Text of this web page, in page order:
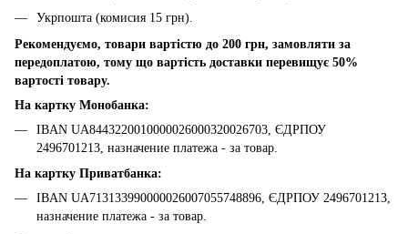
Укрпошта (комисия 15 грн).
Рекомендуємо, товари вартістю до 200 грн, замовляти за
передоплатою, тому що вартість доставки перевищує 50%
вартості товару.
На картку Монобанка:
IBAN UA8443220010000026000320026703, ЄДРПОУ
2496701213, назначение платежа - за товар.
На картку Приватбанка:
IBAN UA713133990000026007055748896, ЄДРПОУ 2496701213,
назначение платежа - за товар.